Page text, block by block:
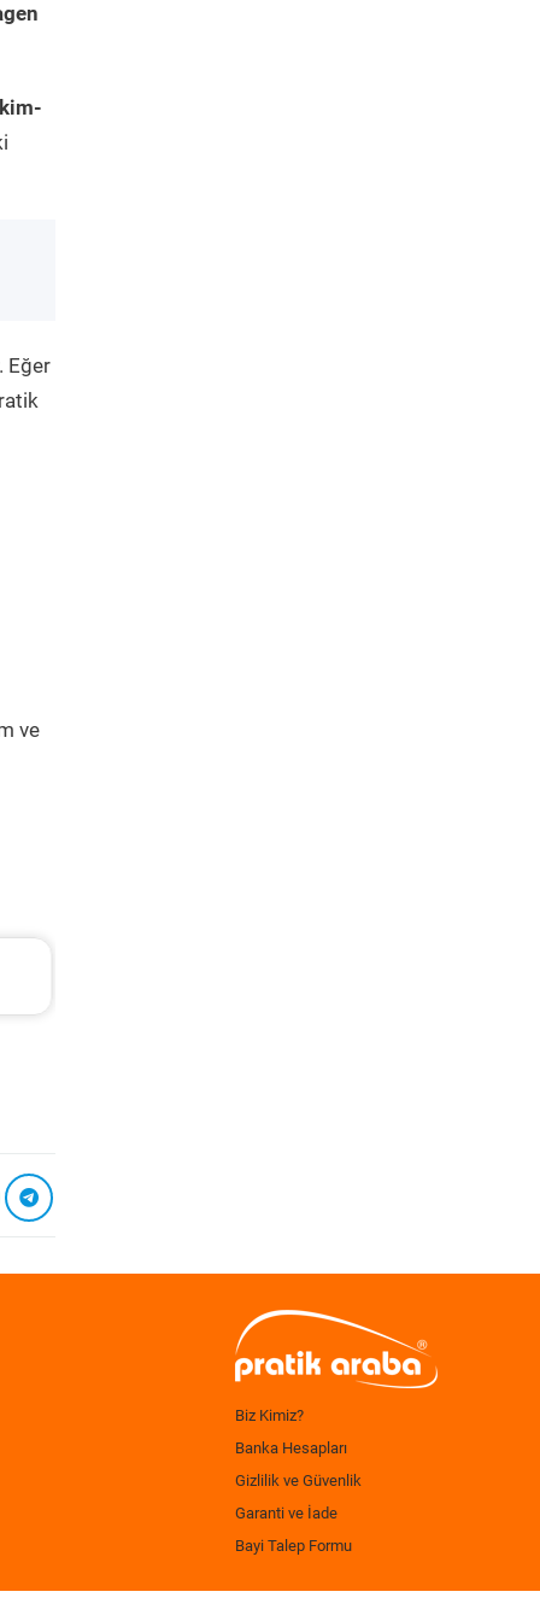
Eğer
ve
Biz Kimiz?
Banka Hesapları
Gizlilik ve Güvenlik
Garanti ve İade
Bayi Talep Formu